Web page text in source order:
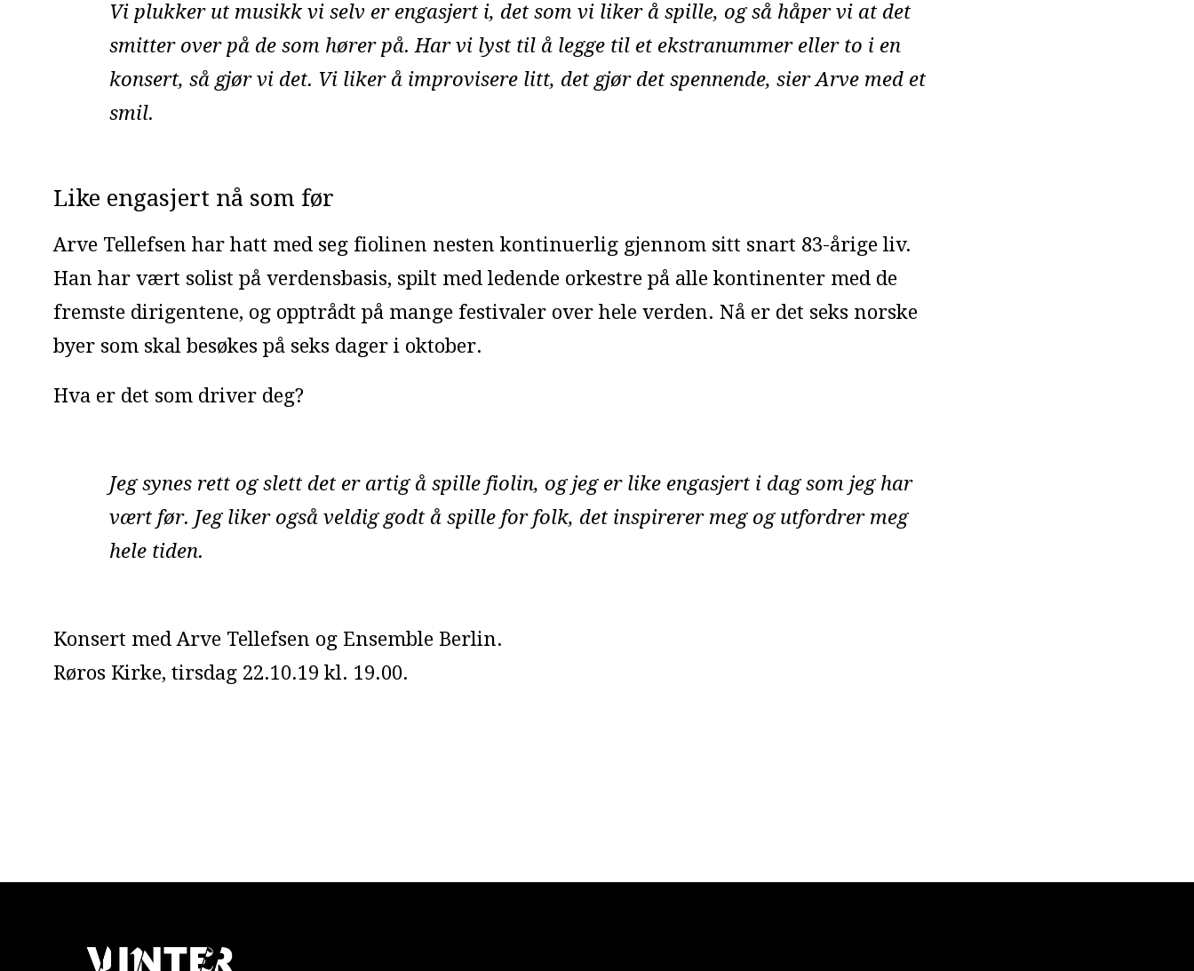
Vi plukker ut musikk vi selv er engasjert i, det som vi liker å spille, og så håper vi at det
smitter over på de som hører på. Har vi lyst til å legge til et ekstranummer eller to i en
konsert, så gjør vi det. Vi liker å improvisere litt, det gjør det spennende, sier Arve med et
smil.
Like engasjert nå som før
Arve Tellefsen har hatt med seg fiolinen nesten kontinuerlig gjennom sitt snart 83-årige liv.
Han har vært solist på verdensbasis, spilt med ledende orkestre på alle kontinenter med de
fremste dirigentene, og opptrådt på mange festivaler over hele verden. Nå er det seks norske
byer som skal besøkes på seks dager i oktober.
Hva er det som driver deg?
Jeg synes rett og slett det er artig å spille fiolin, og jeg er like engasjert i dag som jeg har
vært før. Jeg liker også veldig godt å spille for folk, det inspirerer meg og utfordrer meg
hele tiden.
Konsert med Arve Tellefsen og Ensemble Berlin.
Røros Kirke, tirsdag 22.10.19 kl. 19.00.